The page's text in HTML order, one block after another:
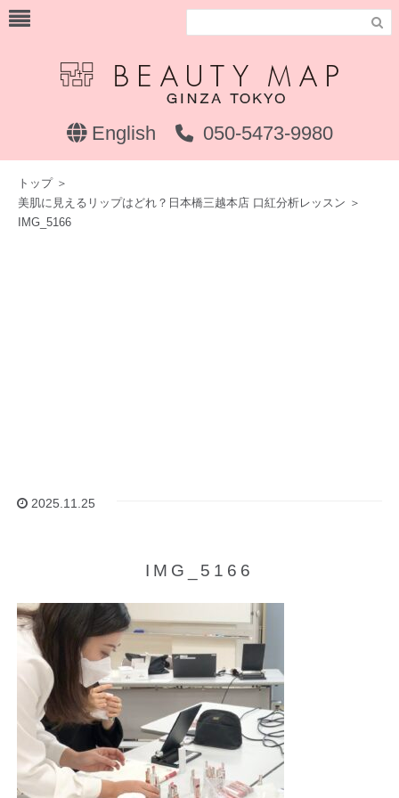

English 050-5473-9980
トップ＞
美肌に見えるリップはどれ？日本橋三越本店 口紅分析レッスン ＞
IMG_5166
2025.11.25
IMG_5166